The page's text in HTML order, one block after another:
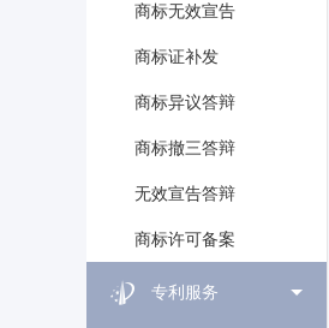
商标无效宣告
商标证补发
商标异议答辩
商标撤三答辩
无效宣告答辩
商标许可备案
专利服务